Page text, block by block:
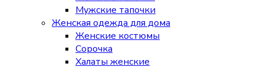
Мужские тапочки
Женская одежда для дома
Женские костюмы
Сорочка
Халаты женские